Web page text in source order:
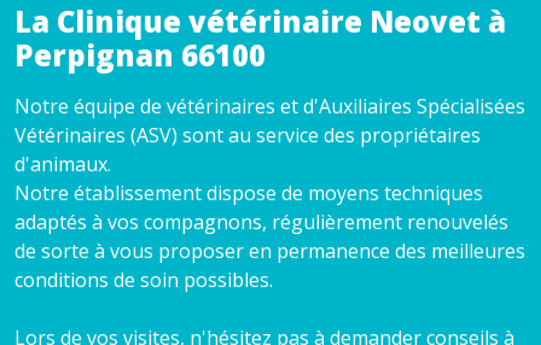
La Clinique vétérinaire Neovet à
Perpignan 66100
Notre équipe de vétérinaires et d'Auxiliaires Spécialisées
Vétérinaires (ASV) sont au service des propriétaires
d'animaux.
Notre établissement dispose de moyens techniques
adaptés à vos compagnons, régulièrement renouvelés
de sorte à vous proposer en permanence des meilleures
conditions de soin possibles.
Lors de vos visites, n'hésitez pas à demander conseils à